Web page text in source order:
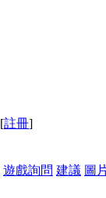
[註冊]
遊戲詢問 建議 圖